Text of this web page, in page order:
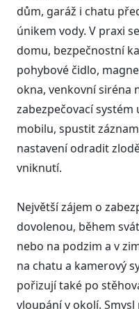
dům, garáž i chatu
únikem vody. V praxi
domu, bezpečnostní
pohybové čidlo,
okna, venkovní
zabezpečovací
mobilu, spustit
nastavení odradit
vniknutí.
Největší zájem o
dovolenou, během
nebo na podzim a v
na chatu a kamerový
pořizují také po
vloupání v okolí.